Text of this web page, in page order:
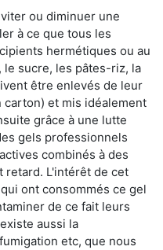
ou diminuer une
à ce que tous les
hermétiques ou au
sucre, les pâtes-riz, la
être enlevés de leur
et mis idéalement
grâce à une lutte
gels professionnels
combinés à des
retard. L'intérêt de cet
ont consommés ce gel
de ce fait leurs
aussi la
etc, que nous